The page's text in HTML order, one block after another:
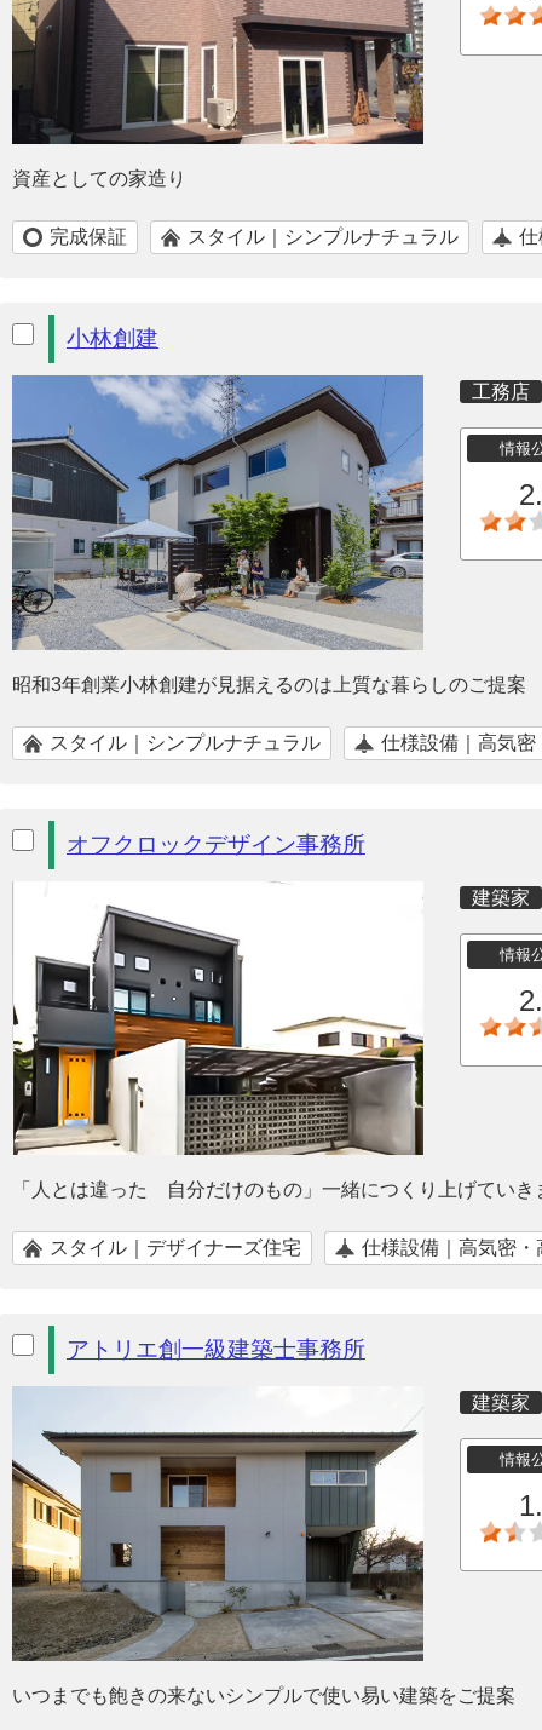
資産としての家造り
完成保証 スタイル｜シンプルナチュラル 仕
小林創建
工務店
情報
昭和3年創業小林創建が見据えるのは上質な暮らしのご提案
スタイル｜シンプルナチュラル 仕様設備｜高気密
オフクロックデザイン事務所
建築家
情報
「人とは違った 自分だけのもの」一緒につくり上げていき
スタイル｜デザイナーズ住宅 仕様設備｜高気密・
アトリエ創一級建築士事務所
建築家
情報
いつまでも飽きの来ないシンプルで使い易い建築をご提案